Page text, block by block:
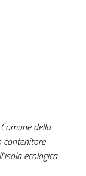
della
contenitore
ecologica